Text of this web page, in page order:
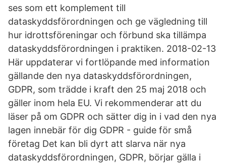
ses som ett komplement till
dataskyddsförordningen och ge vägledning till
hur idrottsföreningar och förbund ska tillämpa
dataskyddsförordningen i praktiken. 2018-02-13
Här uppdaterar vi fortlöpande med information
gällande den nya dataskyddsförordningen,
GDPR, som trädde i kraft den 25 maj 2018 och
gäller inom hela EU. Vi rekommenderar att du
läser på om GDPR och sätter dig in i vad den nya
lagen innebär för dig GDPR - guide för små
företag Det kan bli dyrt att slarva när nya
dataskyddsförordningen, GDPR, börjar gälla i